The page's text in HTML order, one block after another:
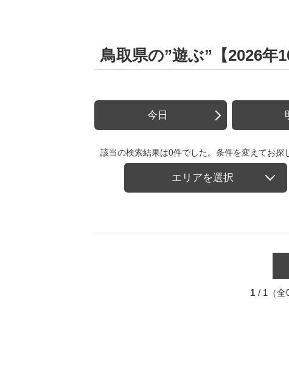
鳥取県の”遊ぶ”【2026年
今日
該当の検索結果は0件でした。条件を変えてお探
エリアを選択
1 / 1（全